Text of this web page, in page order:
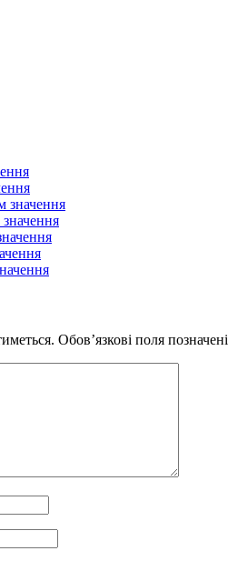
значення
значення
Обов’язкові поля позначені